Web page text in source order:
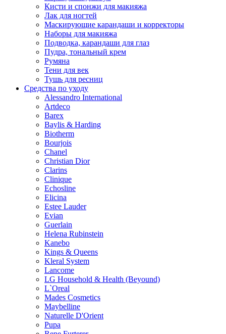
Кисти и спонжи для макияжа
Лак для ногтей
Маскирующие карандаши и корректоры
Наборы для макияжа
Подводка, карандаши для глаз
Пудра, тональный крем
Румяна
Тени для век
Тушь для ресниц
Средства по уходу
Alessandro International
Artdeco
Barex
Baylis & Harding
Biotherm
Bourjois
Chanel
Christian Dior
Clarins
Clinique
Echosline
Elicina
Estee Lauder
Evian
Guerlain
Helena Rubinstein
Kanebo
Kings & Queens
Kleral System
Lancome
LG Household & Health (Beyound)
L`Oreal
Mades Cosmetics
Maybelline
Naturelle D'Orient
Pupa